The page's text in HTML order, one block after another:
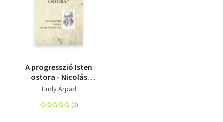
A progresszió Isten
ostora - Nicolás
Gómez Dávila, a
Hudy Árpád